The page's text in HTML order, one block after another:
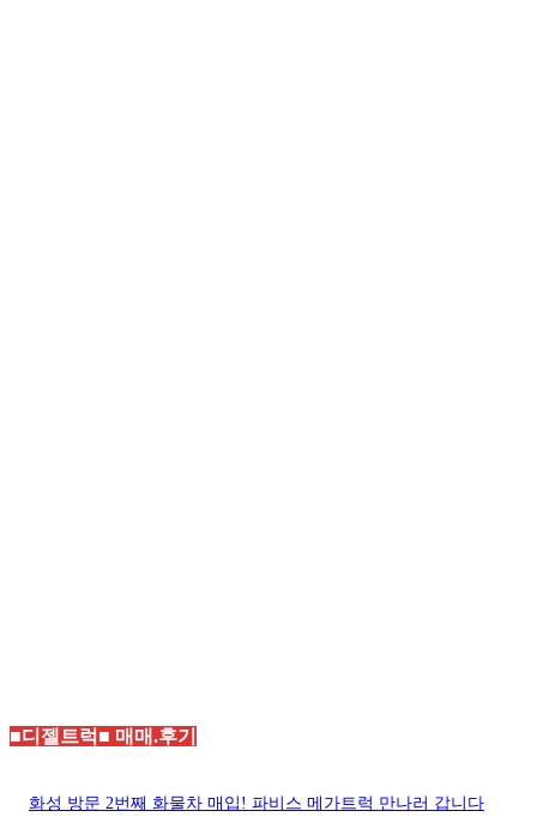
■디젤트럭■ 매매.후기
화성 방문 2번째 화물차 매입! 파비스 메가트럭 만나러 갑니다